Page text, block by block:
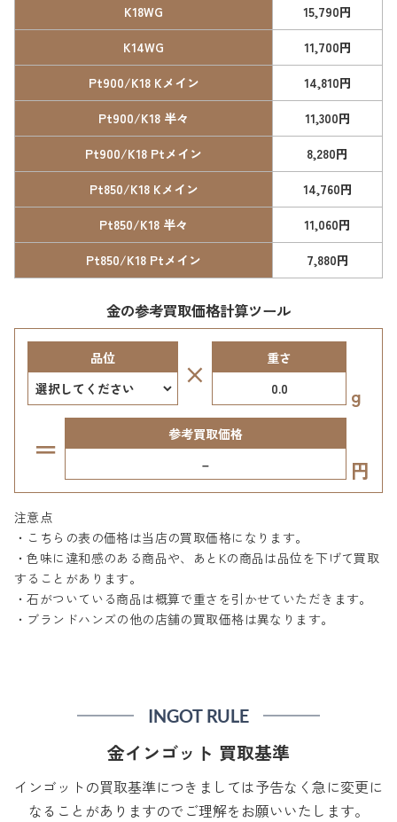
K18WG
15,790円
K14WG
11,700円
Pt900/K18 Kメイン
14,810円
Pt900/K18 半々
11,300円
Pt900/K18 Ptメイン
8,280円
Pt850/K18 Kメイン
14,760円
Pt850/K18 半々
11,060円
Pt850/K18 Ptメイン
7,880円
金の参考買取価格計算ツール
品位 × 重さ
g
＝
参考買取価格
–
円
注意点
・こちらの表の価格は当店の買取価格になります。
・色味に違和感のある商品や、あとKの商品は品位を下げて買取
することがあります。
・石がついている商品は概算で重さを引かせていただきます。
・ブランドハンズの他の店舗の買取価格は異なります。
INGOT RULE
金インゴット 買取基準
インゴットの買取基準につきましては予告なく急に変更に
なることがありますのでご理解をお願いいたします。